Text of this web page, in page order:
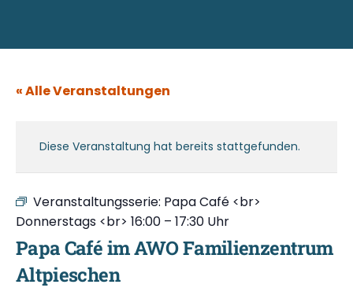
« Alle Veranstaltungen
Diese Veranstaltung hat bereits stattgefunden.
Veranstaltungsserie: Papa Café <br>
Donnerstags <br> 16:00 – 17:30 Uhr
Papa Café im AWO Familienzentrum
Altpieschen